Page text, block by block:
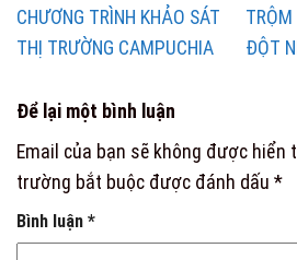
CHƯƠNG TRÌNH KHẢO SÁT
THỊ TRƯỜNG CAMPUCHIA
ĐỘT
Để lại một bình luận
Email của bạn sẽ không được hiển
trường bắt buộc được đánh dấu *
Bình luận *